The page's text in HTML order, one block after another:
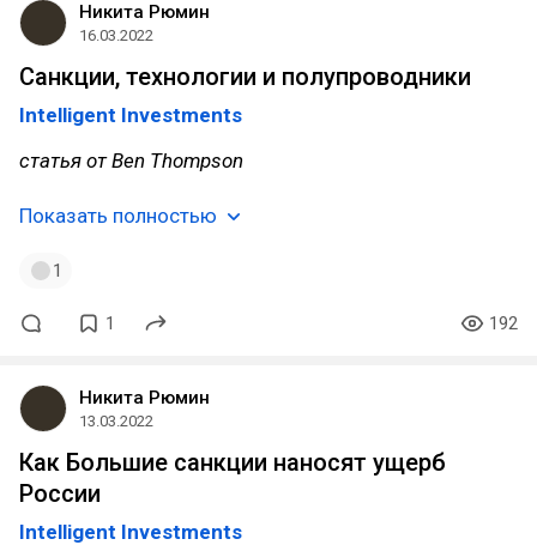
Никита Рюмин
16.03.2022
Санкции, технологии и полупроводники
Intelligent Investments
статья от Ben Thompson
Показать полностью
1
1 192
Никита Рюмин
13.03.2022
Как Большие санкции наносят ущерб
России
Intelligent Investments